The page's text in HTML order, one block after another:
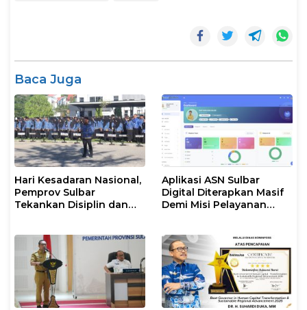
Baca Juga
Hari Kesadaran Nasional,
Pemprov Sulbar
Tekankan Disiplin dan
Aplikasi ASN Sulbar
Digital Diterapkan Masif
Demi Misi Pelayanan